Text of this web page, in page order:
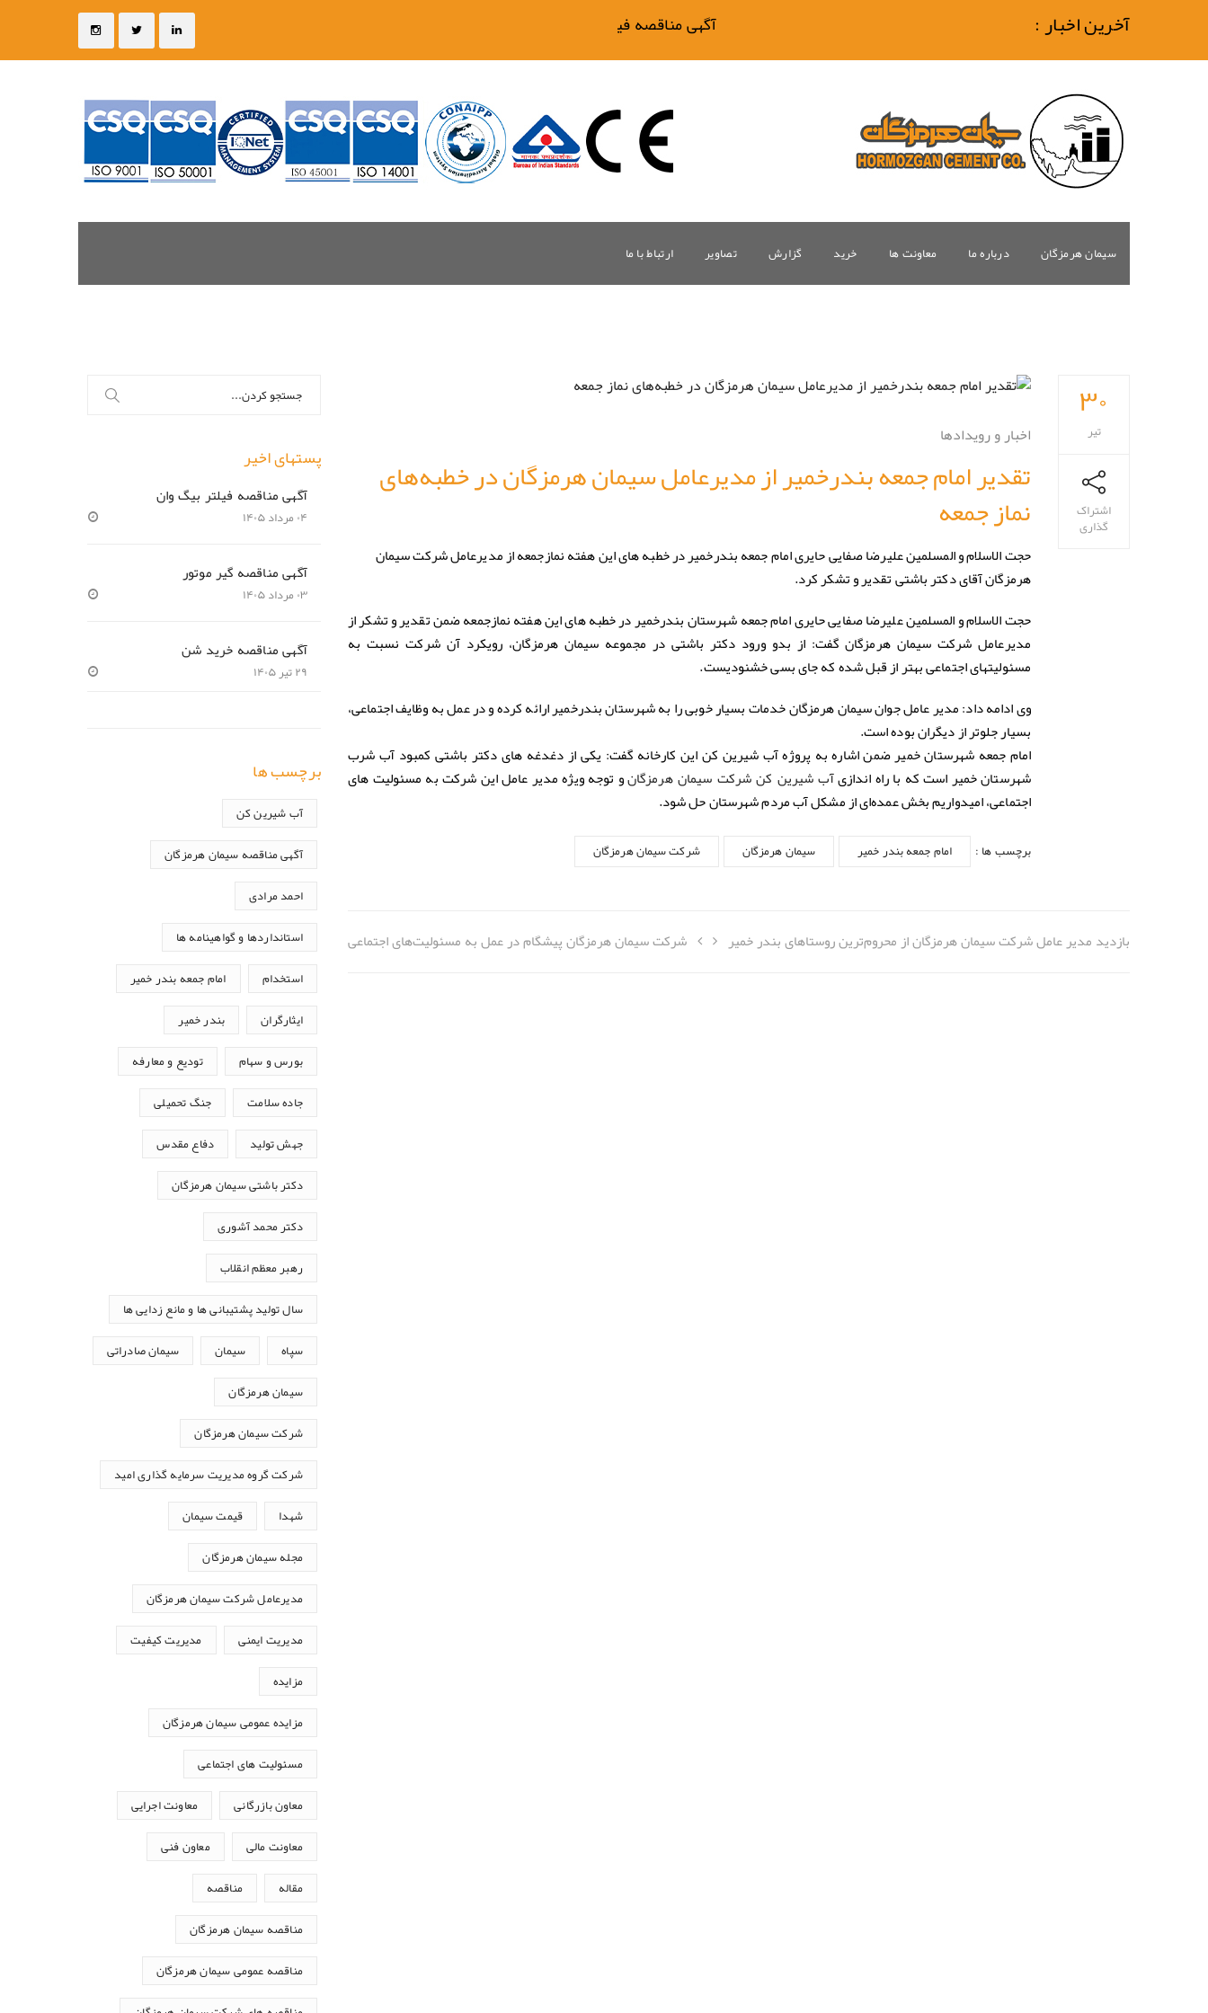
آخرین اخبار : آگهی مناقصه فیلتر بیگ وان
ارتباط با ما تصاویر گزارش خرید معاونت ها درباره ما سیمان هرمزگان
۳۰
تیر
اشتراک
گذاری
اخبار و رویدادها
تقدیر امام جمعه بندرخمیر از مدیرعامل سیمان هرمزگان در خطبه‌های
نماز جمعه
حجت الاسلام و المسلمین علیرضا صفایی حایری امام جمعه بندرخمیر در خطبه های این هفته نمازجمعه از مدیرعامل شرکت سیمان
هرمزگان آقای دکتر باشتی تقدیر و تشکر کرد.
حجت الاسلام و المسلمین علیرضا صفایی حایری امام جمعه شهرستان بندرخمیر در خطبه های این هفته نمازجمعه ضمن تقدیر و تشکر از
مدیرعامل شرکت سیمان هرمزگان گفت: از بدو ورود دکتر باشتی در مجموعه سیمان هرمزگان، رویکرد آن شرکت نسبت به
مسئولیتهای اجتماعی بهتر از قبل شده که جای بسی خشنودیست.
وی ادامه داد: مدیر عامل جوان سیمان هرمزگان خدمات بسیار خوبی را به شهرستان بندرخمیر ارائه کرده و در عمل به وظایف اجتماعی،
بسیار جلوتر از دیگران بوده است.
امام جمعه شهرستان خمیر ضمن اشاره به پروژه آب شیرین کن این کارخانه گفت: یکی از دغدغه های دکتر باشتی کمبود آب شرب
شهرستان خمیر است که با راه اندازیآب شیرین کن شرکت سیمان هرمزگان و توجه ویژه مدیر عامل این شرکت به مسئولیت های
اجتماعی، امیدواریم بخش عمده‌ای از مشکل آب مردم شهرستان حل شود.
برچسب ها : امام جمعه بندر خمیر سیمان هرمزگان شرکت سیمان هرمزگان
شرکت سیمان هرمزگان پیشگام در عمل به مسئولیت‌های اجتماعی بازدید مدیر عامل شرکت سیمان هرمزگان از محروم‌ترین روستاهای بندر خمیر
برای:
پستهای اخیر
آگهی مناقصه فیلتر بیگ وان
۰۴ مرداد ۱۴۰۵
آگهی مناقصه گیر موتور
۰۳ مرداد ۱۴۰۵
آگهی مناقصه خرید شن
۲۹ تیر ۱۴۰۵
برچسب ها
آب شیرین کن
آگهی مناقصه سیمان هرمزگان
احمد مرادی
استانداردها و گواهینامه ها
استخدام امام جمعه بندر خمیر
ایثارگران بندر خمیر
بورس و سهام تودیع و معارفه
جاده سلامت جنگ تحمیلی
جهش تولید دفاع مقدس
دکتر باشتی سیمان هرمزگان
دکتر محمد آشوری
رهبر معظم انقلاب
سال تولید پشتیبانی ها و مانع زدایی ها
سپاه سیمان سیمان صادراتی
سیمان هرمزگان
شرکت سیمان هرمزگان
شرکت گروه مدیریت سرمایه گذاری امید
شهدا قیمت سیمان
مجله سیمان هرمزگان
مدیرعامل شرکت سیمان هرمزگان
مدیریت ایمنی مدیریت کیفیت
مزایده
مزایده عمومی سیمان هرمزگان
مسئولیت های اجتماعی
معاون بازرگانی معاونت اجرایی
معاونت مالی معاون فنی
مقاله مناقصه
مناقصه سیمان هرمزگان
مناقصه عمومی سیمان هرمزگان